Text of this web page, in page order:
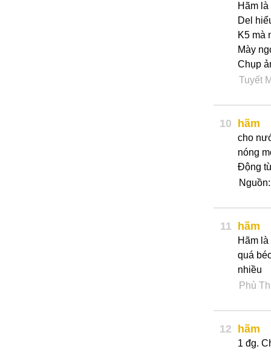
Hãm
Del
K5 mà
Mày
Chụp
Tuyết
10 hãm
cho
nóng
Động
Nguồn:
11 hãm
Hãm
quá
nhiều
Phù
12 hãm
1 đg.